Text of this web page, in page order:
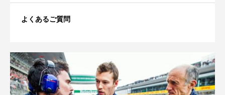
よくあるご質問